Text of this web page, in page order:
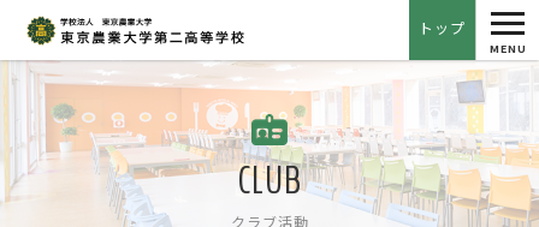
トップ
MENU
CLUB
クラブ活動